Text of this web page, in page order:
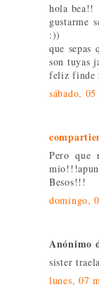
hola bea!!
gustarme
:))
que sepas
son tuyas
feliz finde
sábado,
Pero que
Besos!!!
domingo,
Anónimo
sister
lunes, 07